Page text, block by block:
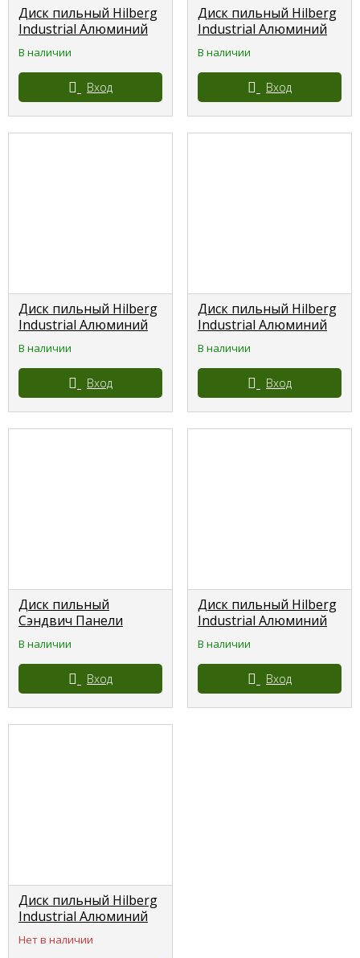
Диск пильный Hilberg
Industrial Алюминий
210*30*80 зубьев
HILBERG
В наличии
Вход
Диск пильный Hilberg
Industrial Алюминий
230*30*80 зубьев
HILBERG
В наличии
Вход
Диск пильный Hilberg
Industrial Алюминий
250*30*100 зубьев
HILBERG
В наличии
Вход
Диск пильный Hilberg
Industrial Алюминий
255*30*100 зубьев
HILBERG
В наличии
Вход
Диск пильный
Сэндвич Панели
235*30*54Т Hilberg
Industrial
В наличии
Вход
Диск пильный Hilberg
Industrial Алюминий
140*20*56Т HA140
В наличии
Вход
Диск пильный Hilberg
Industrial Алюминий
305*30*120 зубов
HILBERG
Нет в наличии